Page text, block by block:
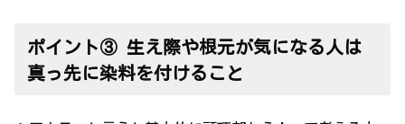
ポイント③ 生え際や根元が気になる人は
真っ先に染料を付けること